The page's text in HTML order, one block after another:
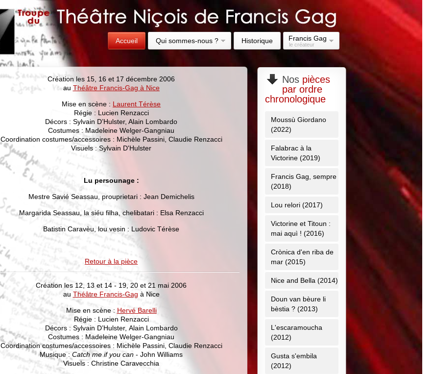
Accueil Qui sommes-nous ? Historique Francis Gag
le créateur
Création les 15, 16 et 17 décembre 2006
au Théâtre Francis-Gag à Nice
Mise en scène : Laurent Térèse
Régie : Lucien Renzacci
Décors : Sylvain D’Hulster, Alain Lombardo
Costumes : Madeleine Welger-Gangniau
Coordination costumes/accessoires : Michèle Passini, Claudie Renzacci
Visuels : Sylvain D'Hulster
Lu persounage :
Mestre Savié Seassau, prouprietari : Jean Demichelis
Margarida Seassau, la siéu filha, chelibatari : Elsa Renzacci
Batistin Caravèu, lou vesin : Ludovic Térèse
Retour à la pièce
Création les 12, 13 et 14 - 19, 20 et 21 mai 2006
au Théâtre Francis-Gag à Nice
Mise en scène : Hervé Barelli
Régie : Lucien Renzacci
Décors : Sylvain D’Hulster, Alain Lombardo
Costumes : Madeleine Welger-Gangniau
Coordination costumes/accessoires : Michèle Passini, Claudie Renzacci
Musique :Catch me if you can - John Williams
Visuels : Christine Caravecchia
Nospièces
par ordre
chronologique
Moussù Giordano
(2022)
Falabrac à la
Victorine (2019)
Francis Gag, sempre
(2018)
Lou relori (2017)
Victorine et Titoun :
mai aquì ! (2016)
Crònica d'en riba de
mar (2015)
Nice and Bella (2014)
Doun van bèure li
bèstia ? (2013)
L'escaramoucha
(2012)
Gusta s'embila
(2012)